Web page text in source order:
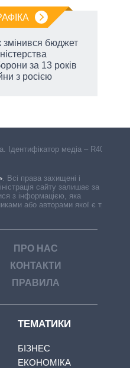
змінився бюджет
за 13 років
з росією
Ідентифікатор медіа – R40-
. Всі права захищені і
сайту залишає за
з інформацією, яка
або авторами якої є треті
ПРО НАС
КОНТАКТИ
ПРАВИЛА
ТЕМАТИКИ
БІЗНЕС
ЕКОНОМІКА